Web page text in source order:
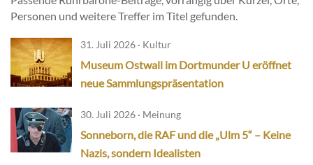
Personen und weitere Treffer im Titel gefunden.
31. Juli 2026 · Kultur
Museum Ostwall im Dortmunder U eröffnet
neue Sammlungspräsentation
30. Juli 2026 · Meinung
Sonneborn, die RAF und die „Ulm 5“ – Keine
Nazis, sondern Idealisten